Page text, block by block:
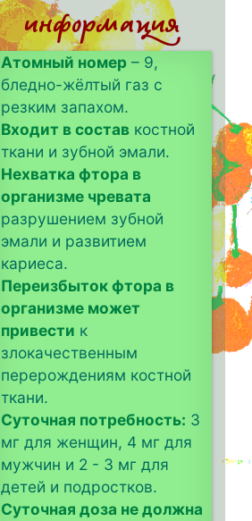
информация
Атомный номер – 9,
бледно-жёлтый газ с
резким запахом.
Входит в состав костной
ткани и зубной эмали.
Нехватка фтора в
организме чревата
разрушением зубной
эмали и развитием
кариеса.
Переизбыток фтора в
организме может
привести к
злокачественным
перерождениям костной
ткани.
Суточная потребность: 3
мг для женщин, 4 мг для
мужчин и 2 - 3 мг для
детей и подростков.
Суточная доза не должна